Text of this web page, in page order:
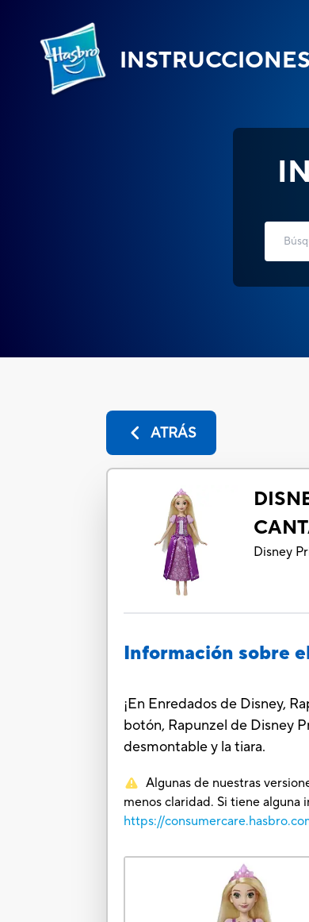
INSTRUCCIONES
ATRÁS
Disney
Información sobre
¡En Enredados de Disney,
botón, Rapunzel de Disney
desmontable y la tiara.
Algunas de nuestras
menos claridad. Si tiene
https://